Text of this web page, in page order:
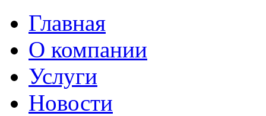
Главная
О компании
Услуги
Новости